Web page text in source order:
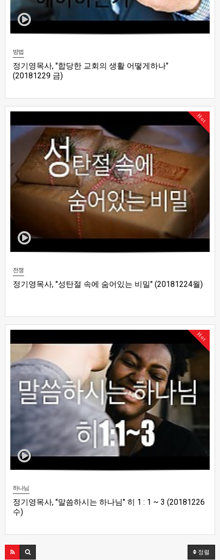
방법
정기영목사, "합당한 교회의 생활 어떻게하나"
(20181229 금)
Hot
전쟁
정기영목사, "성탄절 속에 숨어있는 비밀" (20181224월)
Hot
하나님
정기영목사, "말씀하시는 하나님" 히 1 : 1 ~ 3 (20181226
수)
정렬